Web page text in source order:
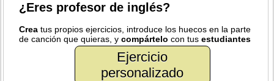
¿Eres profesor de inglés?
Crea tus propios ejercicios, introduce los huecos en la parte
de canción que quieras, ycompártelo con tusestudiantes
Ejercicio
personalizado